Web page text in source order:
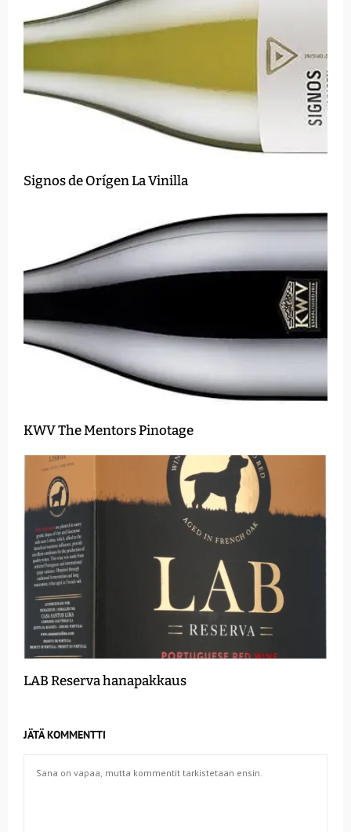
Signos de Orígen La Vinilla
KWV The Mentors Pinotage
LAB Reserva hanapakkaus
JÄTÄ KOMMENTTI